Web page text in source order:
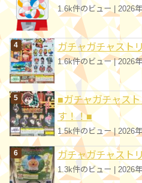
1.6k件のビュー | 2026
ガチャガチャスト
1.6k件のビュー|2026
■ガチャガチャス
す！！■
1.5k件のビュー| 2026
ガチャガチャスト
1.3k件のビュー 2026